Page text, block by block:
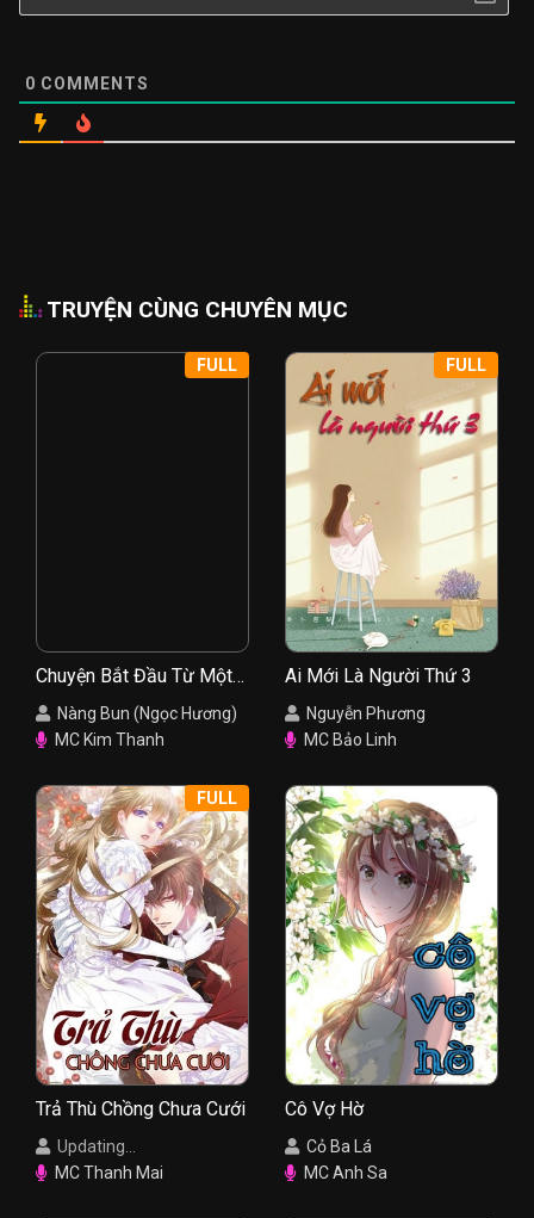
0 COMMENTS
TRUYỆN CÙNG CHUYÊN MỤC
Chuyện Bắt Đầu Từ Một
Nụ Hồng
Nàng Bun (Ngọc Hương)
MC Kim Thanh
FULL
Ai Mới Là Người Thứ 3
Nguyễn Phương
MC Bảo Linh
FULL
Trả Thù Chồng Chưa Cưới
Updating...
MC Thanh Mai
FULL
Cô Vợ Hờ
Cỏ Ba Lá
MC Anh Sa